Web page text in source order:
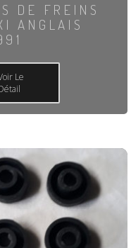
DE FREINS
ANGLAIS
Le